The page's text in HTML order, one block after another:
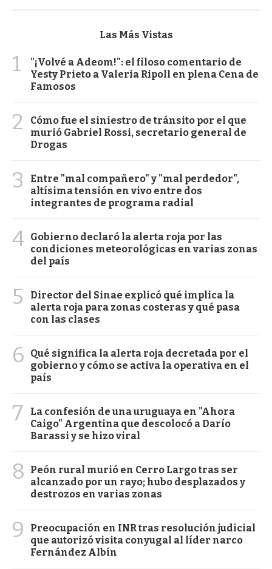
Las Más Vistas
1
"¡Volvé a Adeom!": el filoso comentario de
Yesty Prieto a Valeria Ripoll en plena Cena de
Famosos
2
Cómo fue el siniestro de tránsito por el que
murió Gabriel Rossi, secretario general de
Drogas
3
Entre "mal compañero" y "mal perdedor",
altísima tensión en vivo entre dos
integrantes de programa radial
4 Gobierno declaró la alerta roja por las
condiciones meteorológicas en varias zonas
del país
5
Director del Sinae explicó qué implica la
alerta roja para zonas costeras y qué pasa
con las clases
6
Qué significa la alerta roja decretada por el
gobierno y cómo se activa la operativa en el
país
7
La confesión de una uruguaya en "Ahora
Caigo" Argentina que descolocó a Darío
Barassi y se hizo viral
8
Peón rural murió en Cerro Largo tras ser
alcanzado por un rayo; hubo desplazados y
destrozos en varias zonas
9
Preocupación en INR tras resolución judicial
que autorizó visita conyugal al líder narco
Fernández Albín